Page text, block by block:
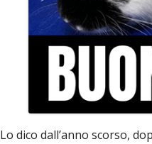
Lo dico dall’anno scorso,